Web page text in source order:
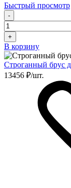
Быстрый просмотр
-
+
В корзину
Строганный брус
13456 ₽/шт.